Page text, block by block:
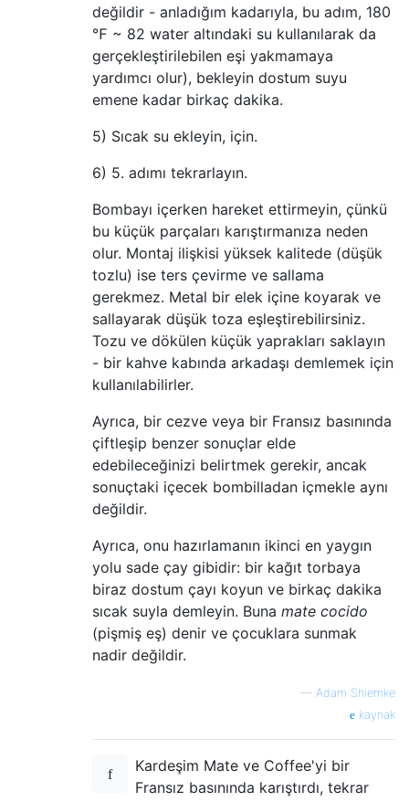
değildir - anladığım kadarıyla, bu adım, 180
℉ ~ 82 water altındaki su kullanılarak da
gerçekleştirilebilen eşi yakmamaya
yardımcı olur), bekleyin dostum suyu
emene kadar birkaç dakika.
5) Sıcak su ekleyin, için.
6) 5. adımı tekrarlayın.
Bombayı içerken hareket ettirmeyin, çünkü
bu küçük parçaları karıştırmanıza neden
olur. Montaj ilişkisi yüksek kalitede (düşük
tozlu) ise ters çevirme ve sallama
gerekmez. Metal bir elek içine koyarak ve
sallayarak düşük toza eşleştirebilirsiniz.
Tozu ve dökülen küçük yaprakları saklayın
- bir kahve kabında arkadaşı demlemek için
kullanılabilirler.
Ayrıca, bir cezve veya bir Fransız basınında
çiftleşip benzer sonuçlar elde
edebileceğinizi belirtmek gerekir, ancak
sonuçtaki içecek bombilladan içmekle aynı
değildir.
Ayrıca, onu hazırlamanın ikinci en yaygın
yolu sade çay gibidir: bir kağıt torbaya
biraz dostum çayı koyun ve birkaç dakika
sıcak suyla demleyin. Buna mate cocido
(pişmiş eş) denir ve çocuklara sunmak
nadir değildir.
— Adam Shiemke
kaynak
Kardeşim Mate ve Coffee'yi bir
Fransız basınında karıştırdı, tekrar